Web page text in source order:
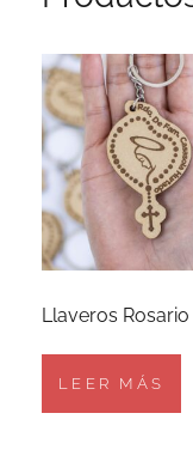
Llaveros Rosario
LEER MÁS